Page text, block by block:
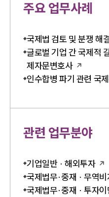
주요 업무사례
국제법 검토 및 분쟁 해
글로벌 기업 간 국제적
제자문변호사
인수합병 파기 관련 국
관련 업무분야
기업일반 · 해외투자
국제법무·중재 · 무역
국제법무·중재 · 투자